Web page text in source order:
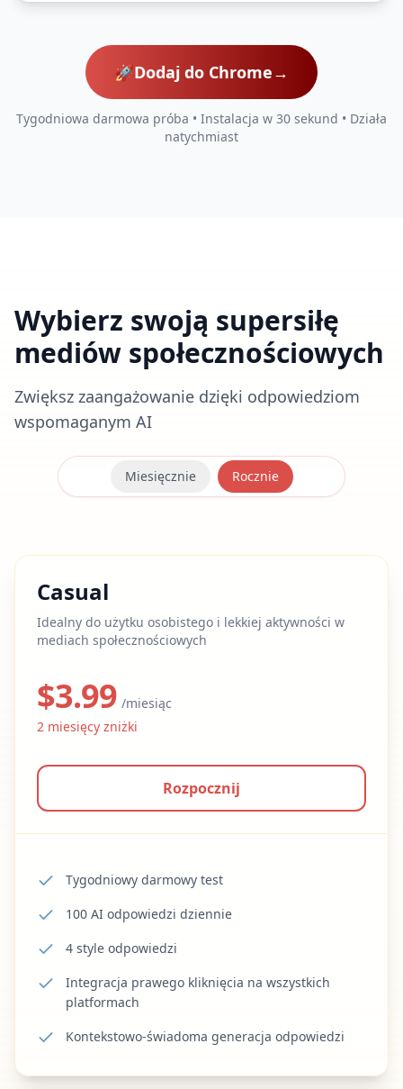
🚀Dodaj do Chrome→
Tygodniowa darmowa próba • Instalacja w 30 sekund • Działa
natychmiast
Wybierz swoją supersiłę
mediów społecznościowych
Zwiększ zaangażowanie dzięki odpowiedziom
wspomaganym AI
Miesięcznie Rocznie
Casual
Idealny do użytku osobistego i lekkiej aktywności w
mediach społecznościowych
$3.99 /miesiąc
2 miesięcy zniżki
Rozpocznij
Tygodniowy darmowy test
100 AI odpowiedzi dziennie
4 style odpowiedzi
Integracja prawego kliknięcia na wszystkich
platformach
Kontekstowo-świadoma generacja odpowiedzi